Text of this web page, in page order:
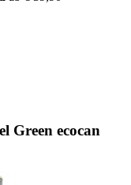
Green ecocan